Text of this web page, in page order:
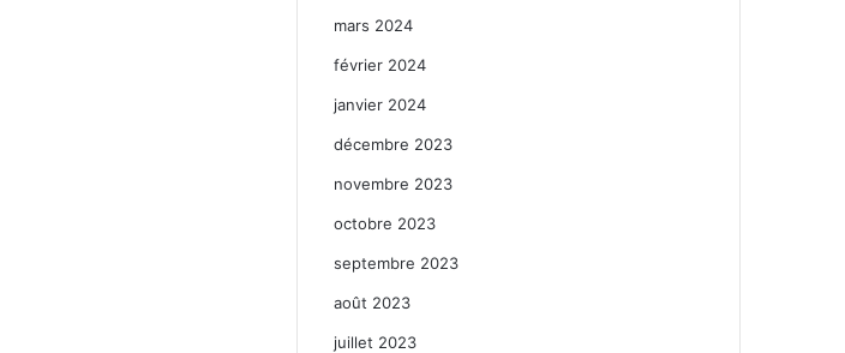
mars 2024
février 2024
janvier 2024
décembre 2023
novembre 2023
octobre 2023
septembre 2023
août 2023
juillet 2023